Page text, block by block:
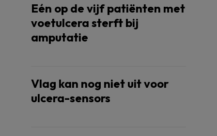
Eén op de vijf patiënten met
voetulcera sterft bij
amputatie
Vlag kan nog niet uit voor
ulcera-sensors